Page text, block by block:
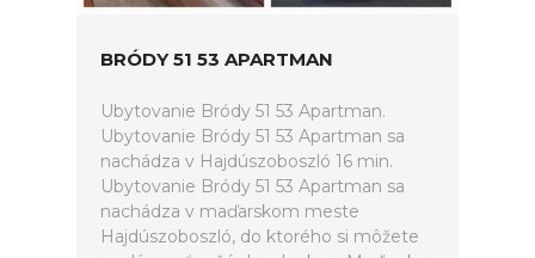
BRÓDY 51 53 APARTMAN
Ubytovanie Bródy 51 53 Apartman.
Ubytovanie Bródy 51 53 Apartman sa
nachádza v Hajdúszoboszló 16 min.
Ubytovanie Bródy 51 53 Apartman sa
nachádza v maďarskom meste
Hajdúszoboszló, do ktorého si môžete